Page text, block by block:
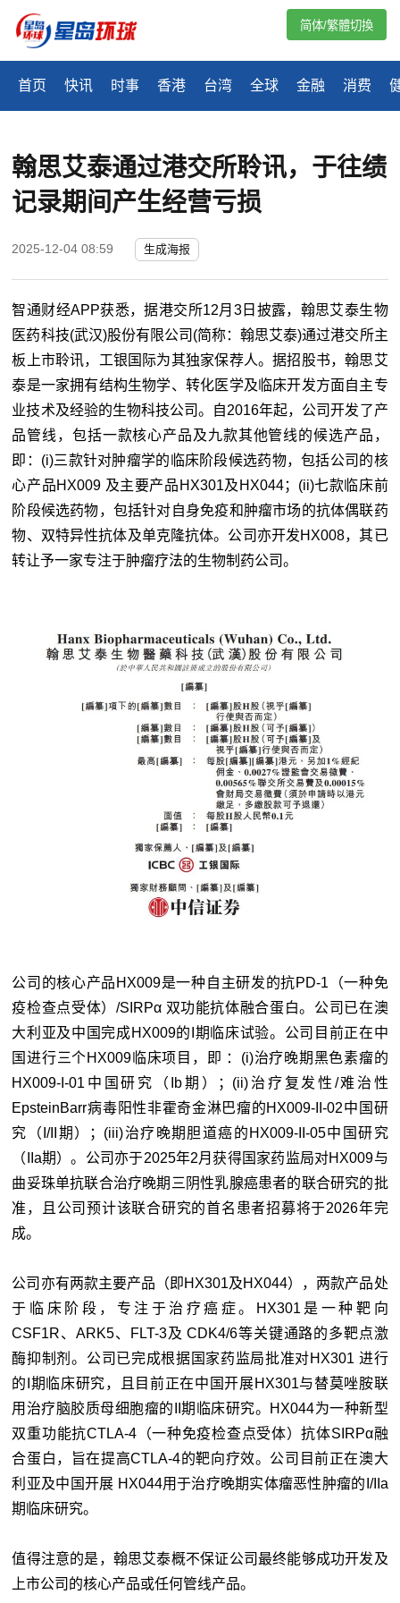
首页 快讯 时事 香港 台湾 全球 金融 消费
简体/繁體切換
翰思艾泰通过港交所聆讯，于往绩
记录期间产生经营亏损
2025-12-04 08:59 生成海报
智通财经APP获悉，据港交所12月3日披露，翰思艾泰生物
医药科技(武汉)股份有限公司(简称：翰思艾泰)通过港交所主
板上市聆讯，工银国际为其独家保荐人。据招股书，翰思艾
泰是一家拥有结构生物学、转化医学及临床开发方面自主专
业技术及经验的生物科技公司。自2016年起，公司开发了产
品管线，包括一款核心产品及九款其他管线的候选产品，
即：(i)三款针对肿瘤学的临床阶段候选药物，包括公司的核
心产品HX009 及主要产品HX301及HX044；(ii)七款临床前
阶段候选药物，包括针对自身免疫和肿瘤市场的抗体偶联药
物、双特异性抗体及单克隆抗体。公司亦开发HX008，其已
转让予一家专注于肿瘤疗法的生物制药公司。
公司的核心产品HX009是一种自主研发的抗PD-1（一种免
疫检查点受体）/SIRPα 双功能抗体融合蛋白。公司已在澳
大利亚及中国完成HX009的I期临床试验。公司目前正在中
国进行三个HX009临床项目，即 ：(i)治疗晚期黑色素瘤的
HX009-I-01中国研究（Ib期）；(ii)治疗复发性/难治性
EpsteinBarr病毒阳性非霍奇金淋巴瘤的HX009-II-02中国研
究（I/II期）；(iii)治疗晚期胆道癌的HX009-II-05中国研究
（IIa期）。公司亦于2025年2月获得国家药监局对HX009与
曲妥珠单抗联合治疗晚期三阴性乳腺癌患者的联合研究的批
准，且公司预计该联合研究的首名患者招募将于2026年完
成。
公司亦有两款主要产品（即HX301及HX044），两款产品处
于临床阶段，专注于治疗癌症。HX301是一种靶向
CSF1R、ARK5、FLT-3及 CDK4/6等关键通路的多靶点激
酶抑制剂。公司已完成根据国家药监局批准对HX301 进行
的I期临床研究，且目前正在中国开展HX301与替莫唑胺联
用治疗脑胶质母细胞瘤的II期临床研究。HX044为一种新型
双重功能抗CTLA-4（一种免疫检查点受体）抗体SIRPα融
合蛋白，旨在提高CTLA-4的靶向疗效。公司目前正在澳大
利亚及中国开展 HX044用于治疗晚期实体瘤恶性肿瘤的I/IIa
期临床研究。
值得注意的是，翰思艾泰概不保证公司最终能够成功开发及
上市公司的核心产品或任何管线产品。